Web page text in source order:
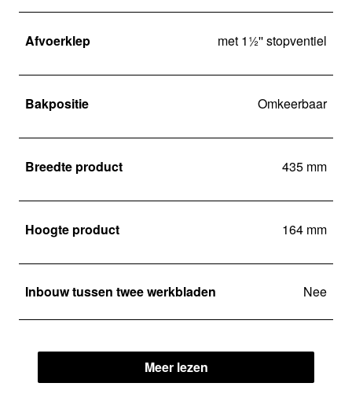
Afvoerklep met 1½'' stopventiel
Bakpositie Omkeerbaar
Breedte product 435 mm
Hoogte product 164 mm
Inbouw tussen twee werkbladen Nee
Meer lezen